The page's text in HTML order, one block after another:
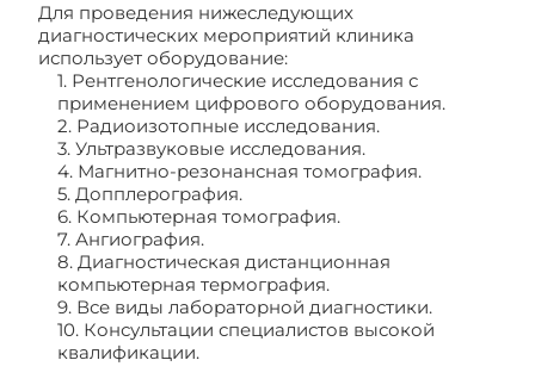
Для проведения нижеследующих
диагностических мероприятий клиника
использует оборудование:
1. Рентгенологические исследования с
применением цифрового оборудования.
2. Радиоизотопные исследования.
3. Ультразвуковые исследования.
4. Магнитно-резонансная томография.
5. Допплерография.
6. Компьютерная томография.
7. Ангиография.
8. Диагностическая дистанционная
компьютерная термография.
9. Все виды лабораторной диагностики.
10. Консультации специалистов высокой
квалификации.